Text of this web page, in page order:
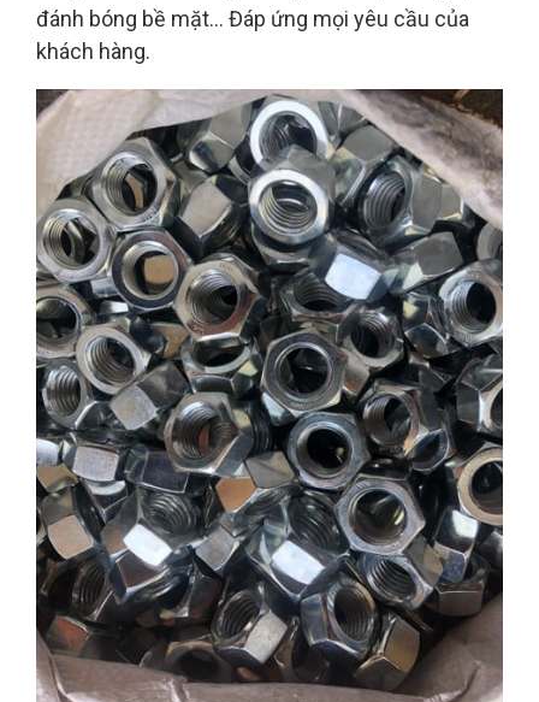
đánh bóng bề mặt... Đáp ứng mọi yêu cầu của
khách hàng.